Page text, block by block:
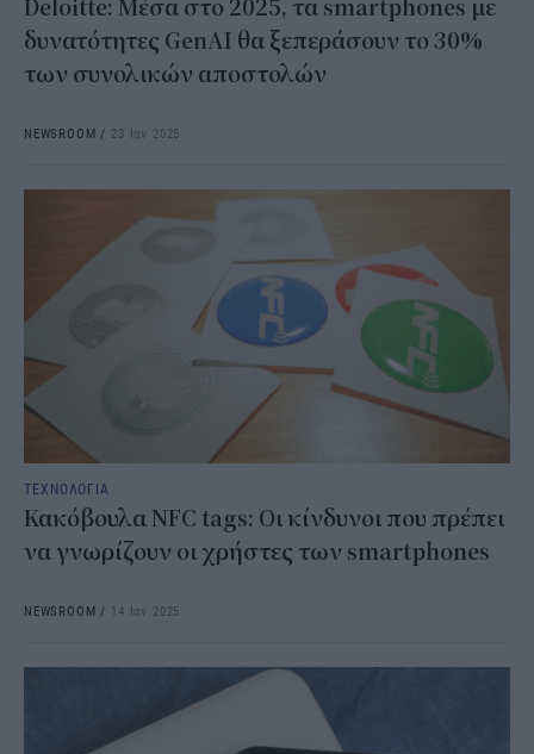
Deloitte: Μέσα στο 2025, τα smartphones με
δυνατότητες GenAI θα ξεπεράσουν το 30%
των συνολικών αποστολών
NEWSROOM / 23 Ιαν 2025
ΤΕΧΝΟΛΟΓΙΑ
Κακόβουλα NFC tags: Οι κίνδυνοι που πρέπει
να γνωρίζουν οι χρήστες των smartphones
NEWSROOM / 14 Ιαν 2025